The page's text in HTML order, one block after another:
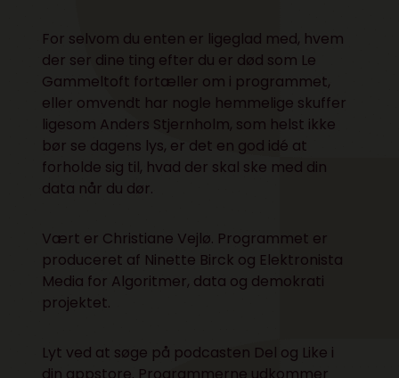
For selvom du enten er ligeglad med, hvem
der ser dine ting efter du er død som Le
Gammeltoft fortæller om i programmet,
eller omvendt har nogle hemmelige skuffer
ligesom Anders Stjernholm, som helst ikke
bør se dagens lys, er det en god idé at
forholde sig til, hvad der skal ske med din
data når du dør.
Vært er Christiane Vejlø. Programmet er
produceret af Ninette Birck og Elektronista
Media for Algoritmer, data og demokrati
projektet.
Lyt ved at søge på podcasten Del og Like i
din appstore. Programmerne udkommer